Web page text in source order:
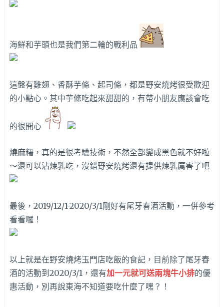
海鮮和芋頭也是我們第二輪的戰利品
這盤有雞翅、香酥芋條、起司條，都是野安燒烤很受歡迎
的小點心。其中芋條吃起來甜甜的，有帶小朋友應該會吃
的很開心
燒麻糬，真的是很考驗技術，不然全部變成黑色就不好啦
～還可以沾煉乳吃，沒錯野安燒烤還有提供煉乳厲害了吧
最後，2019/12/1-2020/3/1剛好有尾牙春酒活動，一併參考
看看囉！
以上就是在野安燒烤玉門店吃飯的食記，目前除了尾牙春
酒的活動到2020/3/1，還有加一元就可送兩塊牛小排的優
惠活動，別再說東海不知道要吃什麼了嘿？！